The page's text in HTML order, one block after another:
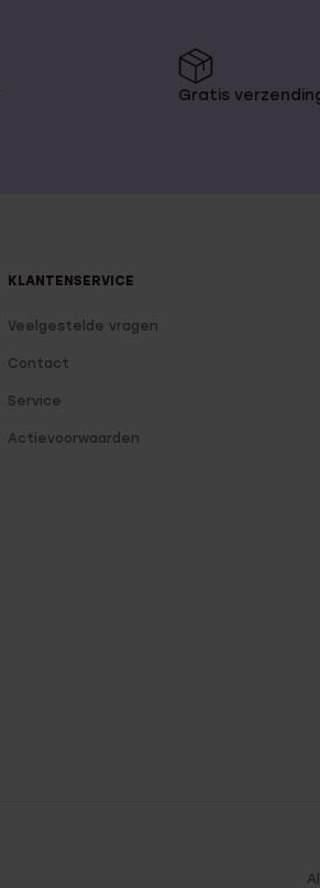
Gratis
KLANTENSERVICE
Veelgestelde vragen
Contact
Service
Actievoorwaarden